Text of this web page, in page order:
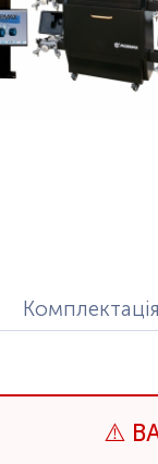
Комплектація
⚠️